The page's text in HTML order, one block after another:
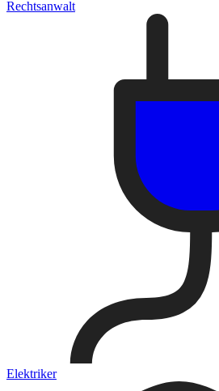
Rechtsanwalt
Elektriker